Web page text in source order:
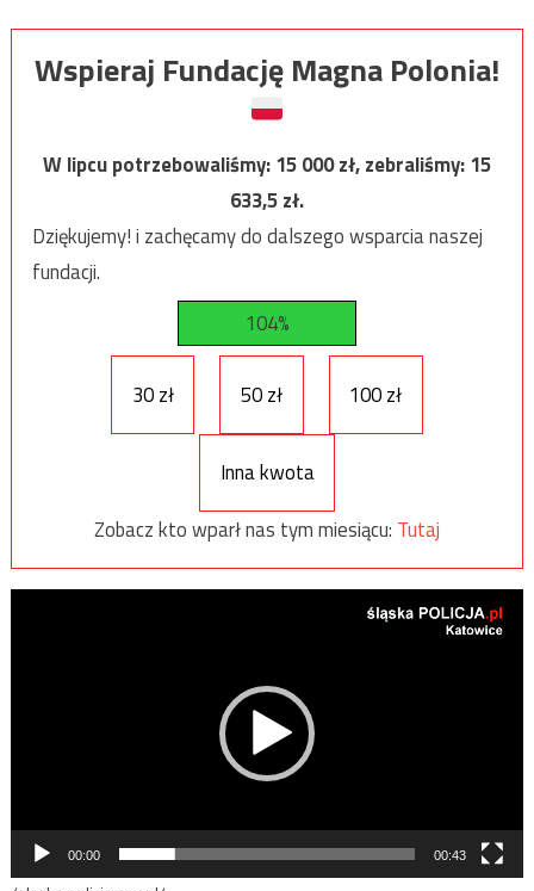
Wspieraj Fundację Magna Polonia!
W lipcu potrzebowaliśmy:15 000zł, zebraliśmy:15
633,5zł.
Dziękujemy! i zachęcamy do dalszego wsparcia naszej
fundacji.
104%
30 zł 50 zł 100 zł
Inna kwota
Zobacz kto wparł nas tym miesiącu: Tutaj
00:00 00:43